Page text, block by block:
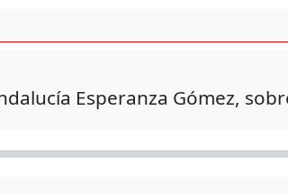
Esperanza Gómez,